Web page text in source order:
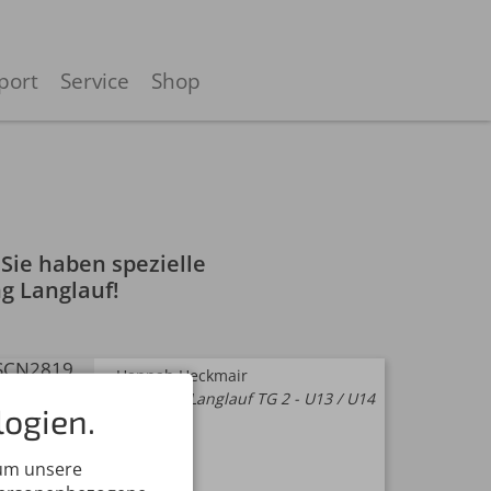
Service Shop
haben spezielle
Langlauf!
Hannah Heckmair
Trainerin Langlauf TG 2 - U13 / U14
unsere